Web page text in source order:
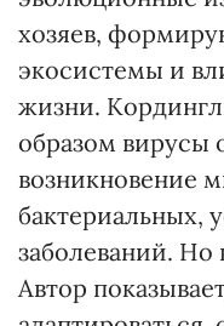
хозяев,
экосистемы и
жизни.
образом вирусы
возникновение
бактериальных,
заболеваний. Но
Автор